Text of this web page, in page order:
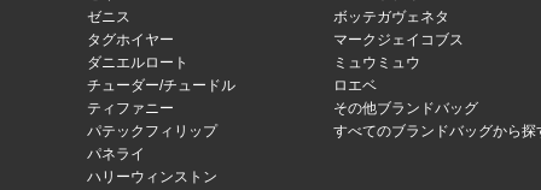
ゼニス
タグホイヤー
ダニエルロート
チューダー/チュードル
ティファニー
パテックフィリップ
パネライ
ハリーウィンストン
ボッテガヴェネタ
マークジェイコブス
ミュウミュウ
ロエベ
その他ブランドバッグ
すべてのブランドバッグから探